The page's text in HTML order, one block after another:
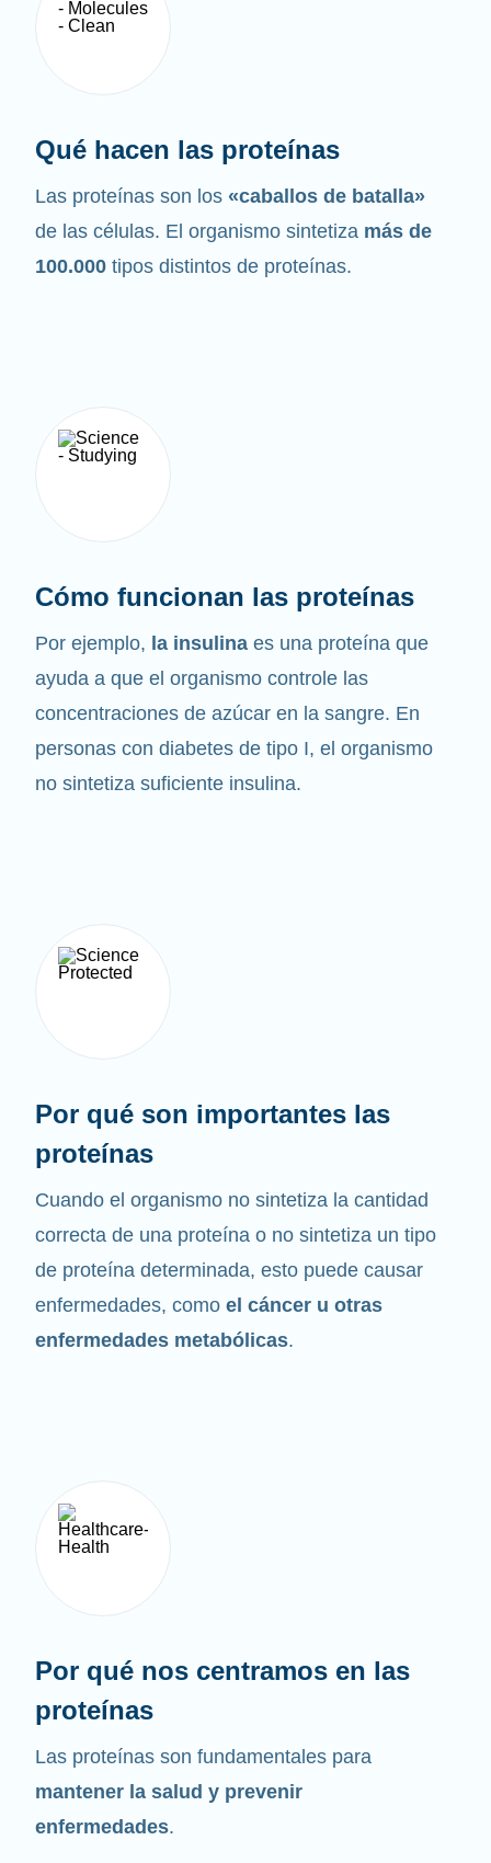
Qué hacen las proteínas
Las proteínas son los «caballos de batalla»
de las células. El organismo sintetiza más de
100.000 tipos distintos de proteínas.
Cómo funcionan las proteínas
Por ejemplo, la insulina es una proteína que
ayuda a que el organismo controle las
concentraciones de azúcar en la sangre. En
personas con diabetes de tipo I, el organismo
no sintetiza suficiente insulina.
Por qué son importantes las
proteínas
Cuando el organismo no sintetiza la cantidad
correcta de una proteína o no sintetiza un tipo
de proteína determinada, esto puede causar
enfermedades, como el cáncer u otras
enfermedades metabólicas.
Por qué nos centramos en las
proteínas
Las proteínas son fundamentales para
mantener la salud y prevenir
enfermedades.